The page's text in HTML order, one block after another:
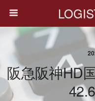
阪急阪神HD